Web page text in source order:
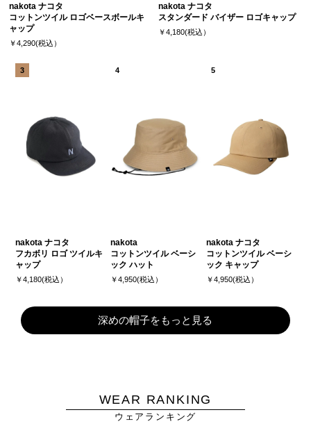
nakota ナコタ
コットンツイル ロゴベースボールキ
ャップ
￥4,290(税込）
nakota ナコタ
スタンダード バイザー ロゴキャップ
￥4,180(税込）
nakota ナコタ
フカボリ ロゴ ツイルキ
ャップ
￥4,180(税込）
nakota
コットンツイル ベーシ
ック ハット
￥4,950(税込）
nakota ナコタ
コットンツイル ベーシ
ック キャップ
￥4,950(税込）
深めの帽子をもっと見る
WEAR RANKING
ウェアランキング